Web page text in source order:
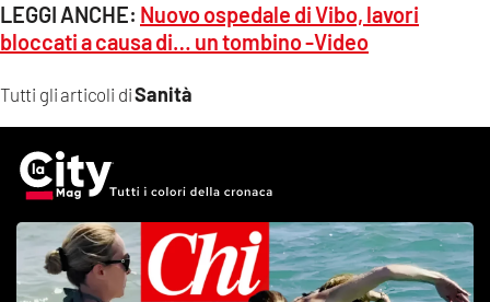
Tutti gli articoli diSanità
LEGGI ANCHE: Nuovo ospedale di Vibo, lavori
bloccati a causa di… un tombino -Video